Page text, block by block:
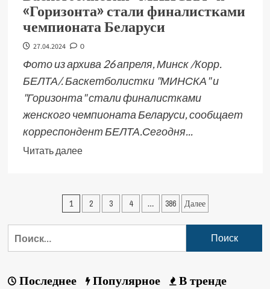
«Горизонта» стали финалистками
чемпионата Беларуси
27.04.2024 0
Фото из архива 26 апреля, Минск /Корр.
БЕЛТА/. Баскетболистки "МИНСКА" и
"Горизонта" стали финалистками
женского чемпионата Беларуси, сообщает
корреспондент БЕЛТА.Сегодня...
Читать далее
1 2 3 4 … 386 Далее
Последнее Популярное В тренде